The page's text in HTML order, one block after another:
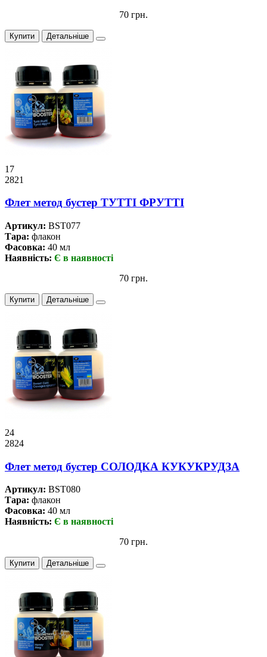
70 грн.
Купити Детальніше
17
2821
Флет метод бустер ТУТТІ ФРУТТІ
Артикул: BST077
Тара: флакон
Фасовка: 40 мл
Наявність: Є в наявності
70 грн.
Купити Детальніше
24
2824
Флет метод бустер СОЛОДКА КУКУКРУДЗА
Артикул: BST080
Тара: флакон
Фасовка: 40 мл
Наявність: Є в наявності
70 грн.
Купити Детальніше